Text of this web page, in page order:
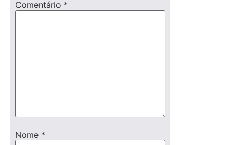
Comentário *
Nome *